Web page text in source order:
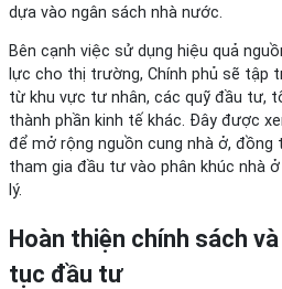
dựa vào ngân sách nhà nước.
Bên cạnh việc sử dụng hiệu quả
lực cho thị trường, Chính phủ sẽ tập
từ khu vực tư nhân, các quỹ đầu tư,
thành phần kinh tế khác. Đây được
để mở rộng nguồn cung nhà ở, đồng
tham gia đầu tư vào phân khúc nhà
lý.
Hoàn thiện chính sách
tục đầu tư